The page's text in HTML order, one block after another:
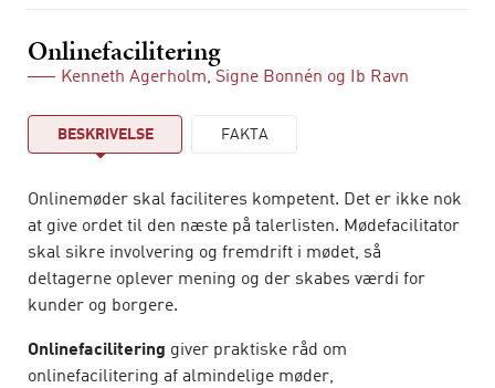
Onlinefacilitering
Kenneth Agerholm, Signe Bonnén og Ib Ravn
BESKRIVELSE FAKTA
Onlinemøder skal faciliteres kompetent. Det er ikke nok
at give ordet til den næste på talerlisten. Mødefacilitator
skal sikre involvering og fremdrift i mødet, så
deltagerne oplever mening og der skabes værdi for
kunder og borgere.
Onlinefacilitering giver praktiske råd om
onlinefacilitering af almindelige møder,